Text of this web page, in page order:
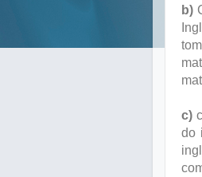
b)
c)
do